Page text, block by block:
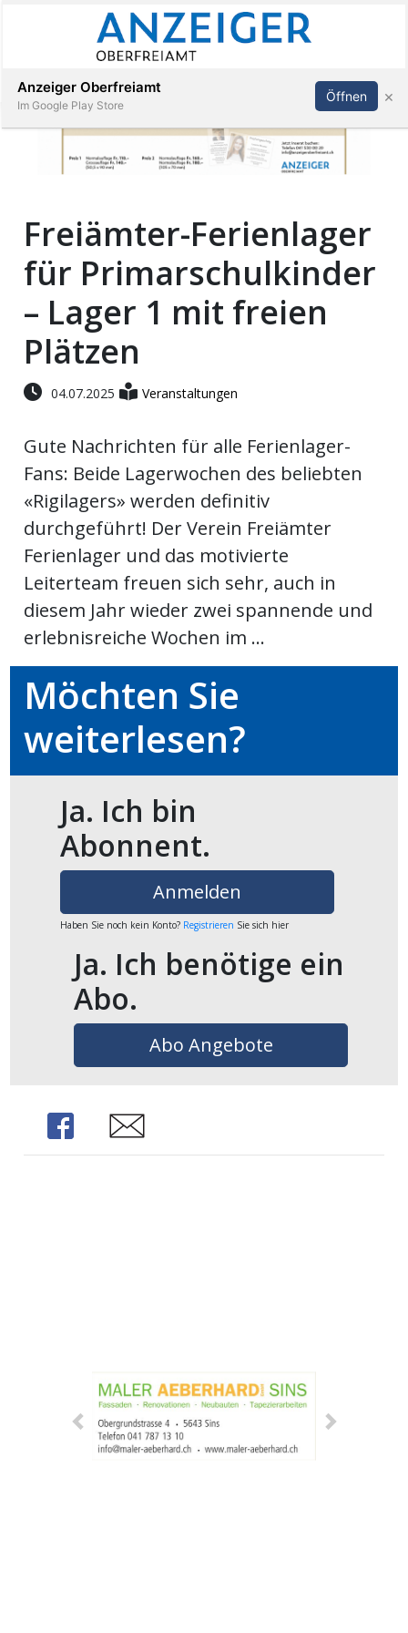
Veranstaltungen
Stellen
E-
Paper
App
Auw
Auw:
Mitteilungen
Abonnieren Anmelden
Freiämter-Ferienlager
für Primarschulkinder
– Lager 1 mit freien
Plätzen
04.07.2025 Veranstaltungen
Gute Nachrichten für alle Ferienlager-
Fans: Beide Lagerwochen des beliebten
«Rigilagers» werden definitiv
durchgeführt! Der Verein Freiämter
Ferienlager und das motivierte
Leiterteam freuen sich sehr, auch in
diesem Jahr wieder zwei spannende und
erlebnisreiche Wochen im ...
Möchten Sie
weiterlesen?
Ja. Ich bin
Abonnent.
Anmelden
Haben Sie noch kein Konto? Registrieren Sie sich hier
Ja. Ich benötige ein
Abo.
Abo Angebote
Share Share
Anzeiger Oberfreiamt
Im Google Play Store
Öffnen ×